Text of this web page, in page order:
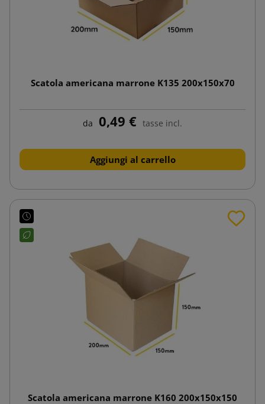
Scatola americana marrone K135 200x150x70
da 0,49 € tasse incl.
Aggiungi al carrello
Scatola americana marrone K160 200x150x150